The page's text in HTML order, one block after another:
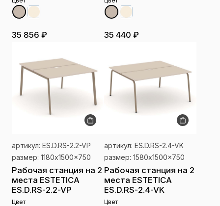
35 856 ₽ 35 440 ₽
артикул: ES.D.RS-2.2-VP
размер: 1180x1500x750
Рабочая станция на 2
места ESTETICA
ES.D.RS-2.2-VP
Цвет
артикул: ES.D.RS-2.4-VK
размер: 1580x1500x750
Рабочая станция на 2
места ESTETICA
ES.D.RS-2.4-VK
Цвет